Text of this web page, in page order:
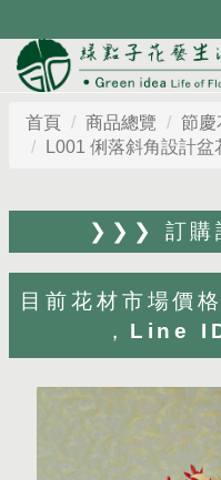
首頁 商品總覽 節慶
L001 俐落斜角設計盆
❯❯❯ 訂購
目前花材市場價
，Line